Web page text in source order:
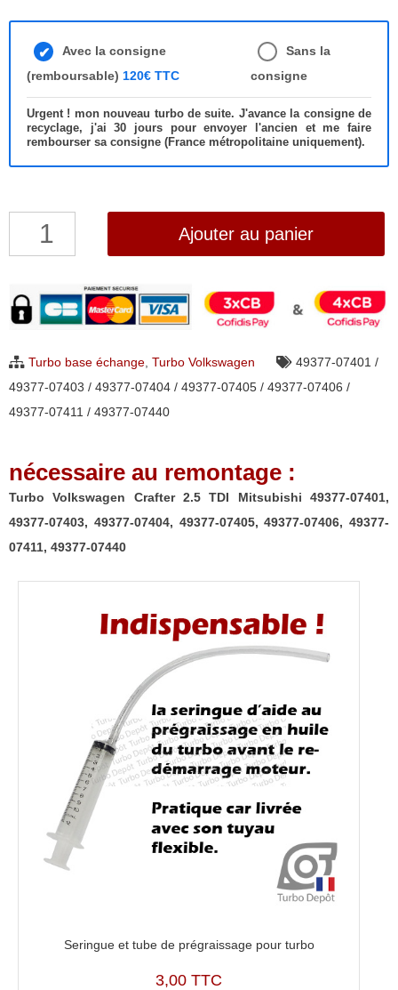
Avec la consigne
(remboursable) 120€ TTC
Sans la
consigne
Urgent ! mon nouveau turbo de suite. J'avance la consigne de
recyclage, j'ai 30 jours pour envoyer l'ancien et me faire
rembourser sa consigne (France métropolitaine uniquement).
quantité
Volkswagen
Crafter
TDI
49377-
07403,
49377-
07404,
Ajouter au panier
Turbo base échange, Turbo Volkswagen
49377-07401 /
49377-07403 / 49377-07404 / 49377-07405 / 49377-07406 /
49377-07411 / 49377-07440
nécessaire au remontage :
Turbo Volkswagen Crafter 2.5 TDI Mitsubishi 49377-07401,
49377-07403, 49377-07404, 49377-07405, 49377-07406, 49377-
07411, 49377-07440
Seringue et tube de prégraissage pour turbo
3,00 TTC